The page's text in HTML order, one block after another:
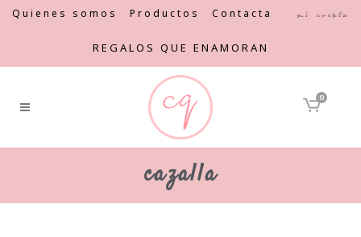
Quienes somos Productos Contacta Mi cuenta
REGALOS QUE ENAMORAN
0
cazalla